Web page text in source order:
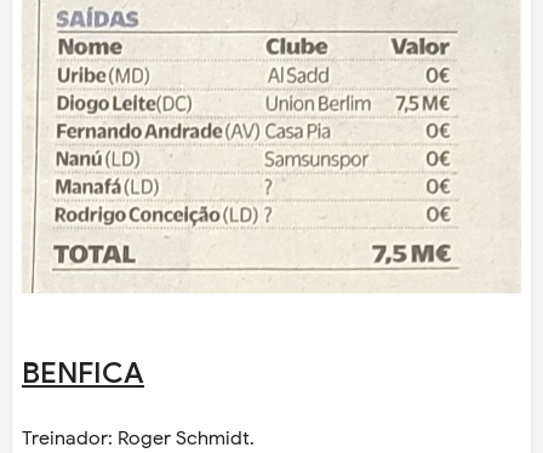
BENFICA
Treinador: Roger Schmidt.